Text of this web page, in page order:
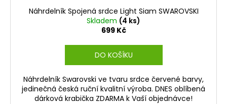
Náhrdelník Spojená srdce Light Siam SWAROVSKI
Skladem (4 ks)
699 Kč
DO KOŠÍKU
Náhrdelník Swarovski ve tvaru srdce červené barvy,
jedinečná česká ruční kvalitní výroba. DNES oblíbená
dárková krabička ZDARMA k Vaší objednávce!